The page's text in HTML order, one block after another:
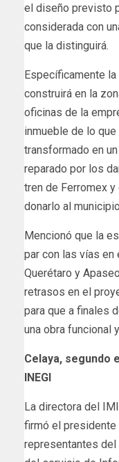
el diseño previsto
considerada con
que la distinguirá.
Específicamente
construirá en la
oficinas de la
inmueble de lo
transformado en
reparado por los
tren de Ferromex
donarlo al
Mencionó que la
par con las vías en
Querétaro y
retrasos en el
para que a finales
una obra funcional
Celaya, segundo
INEGI
La directora del
firmó el presidente
representantes del